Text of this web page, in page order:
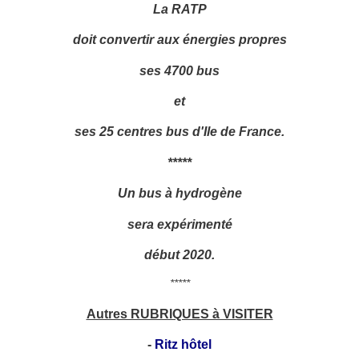
La RATP
doit convertir aux énergies propres
ses 4700 bus
et
ses 25 centres bus d'Ile de France.
*****
Un bus à hydrogène
sera expérimenté
début 2020.
*****
Autres RUBRIQUES à VISITER
- Ritz hôtel